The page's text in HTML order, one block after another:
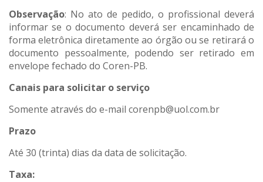
Observação: No ato de pedido, o profissional deverá
informar se o documento deverá ser encaminhado de
forma eletrônica diretamente ao órgão ou se retirará o
documento pessoalmente, podendo ser retirado em
envelope fechado do Coren-PB.
Canais para solicitar o serviço
Somente através do e-mail corenpb@uol.com.br
Prazo
Até 30 (trinta) dias da data de solicitação.
Taxa: